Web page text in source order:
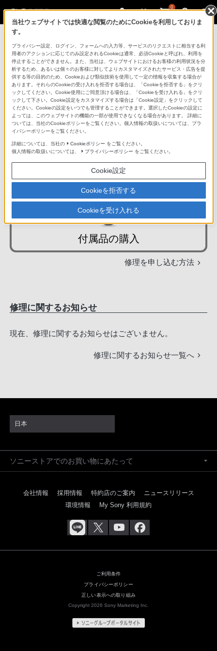
0
修理のご相談
修理目安料金確認
故障診断・修理申し込み
修理状況照会
付属品の購入
修理を申し込む方法
修理に関するお知らせ
現在、修理に関するお知らせはございません。
修理に関するお知らせ一覧へ
日本
ソニーストアでのお買い物にあたって
会社情報 採用情報 特約店のご案内
ニュースリリース
環境情報
My Sony 利用規約
ご利用条件
プライバシーポリシー
正しい表示への取り組み
Copyright 2026 Sony Marketing Inc.
当社ウェブサイトでは快適な閲覧のためにCookieを利用しておりま
す。
プライバシー設定、ログイン、フォームへの入力等、サービスのリクエストに相当する利
用者のアクションに応じてのみ設定されるCookieは通常、必須Cookieと呼ばれ、利用を
停止することができません。また、当社は、ウェブサイトにおけるお客様の利用状況を分
析するため、あるいは個々のお客様に対してよりカスタマイズされたサービス・広告を提
供する等の目的のため、Cookieおよび類似技術を使用して一定の情報を収集する場合が
あります。それらのCookieの受け入れを拒否する場合は、「Cookieを拒否する」をクリ
ックしてください。Cookie使用にご同意頂ける場合は、「Cookieを受け入れる」をクリ
ックして下さい。Cookie設定をカスタマイズする場合は「Cookie設定」をクリックして
ください。Cookieの設定をいつでも管理することができます。選択したCookieの設定に
よっては、このウェブサイトの機能の一部が使用できなくなる場合があります。 詳細に
ついては、当社のCookieポリシーをご覧ください。個人情報の取扱いについては、プラ
イバシーポリシーをご覧ください。
詳細については、当社の Cookieポリシー をご覧ください。
個人情報の取扱いについては、
プライバシーポリシー をご覧ください。
Cookie設定
Cookieを拒否する
Cookieを受け入れる